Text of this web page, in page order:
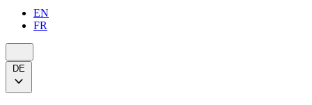
EN
FR
DE